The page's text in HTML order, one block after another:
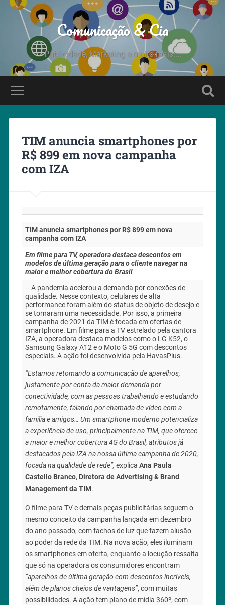
Comunicação & Cia
Publicidade, Marketing e muito mais....
TIM anuncia smartphones por
R$ 899 em nova campanha
com IZA
TIM anuncia smartphones por R$ 899 em nova
campanha com IZA
Em filme para TV, operadora destaca descontos em
modelos de última geração para o cliente navegar na
maior e melhor cobertura do Brasil
– A pandemia acelerou a demanda por conexões de
qualidade. Nesse contexto, celulares de alta
performance foram além do status de objeto de desejo e
se tornaram uma necessidade. Por isso, a primeira
campanha de 2021 da TIM é focada em ofertas de
smartphone. Em filme para a TV estrelado pela cantora
IZA, a operadora destaca modelos como o LG K52, o
Samsung Galaxy A12 e o Moto G 5G com descontos
especiais. A ação foi desenvolvida pela HavasPlus.
“Estamos retomando a comunicação de aparelhos,
justamente por conta da maior demanda por
conectividade, com as pessoas trabalhando e estudando
remotamente, falando por chamada de vídeo com a
família e amigos… Um smartphone moderno potencializa
a experiência de uso, principalmente na TIM, que oferece
a maior e melhor cobertura 4G do Brasil, atributos já
destacados pela IZA na nossa última campanha de 2020,
focada na qualidade de rede”, explica Ana Paula
Castello Branco, Diretora de Advertising & Brand
Management da TIM.
O filme para TV e demais peças publicitárias seguem o
mesmo conceito da campanha lançada em dezembro
do ano passado, com fachos de luz que fazem alusão
ao poder da rede da TIM. Na nova ação, eles iluminam
os smartphones em oferta, enquanto a locução ressalta
que só na operadora os consumidores encontram
“aparelhos de última geração com descontos incríveis,
além de planos cheios de vantagens”, com muitas
possibilidades. A ação tem plano de mídia 360º, com